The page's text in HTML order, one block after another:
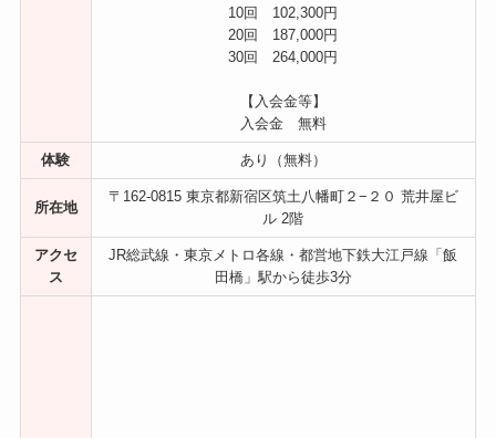
10回 102,300円
20回 187,000円
30回 264,000円
【入会金等】
入会金 無料
体験 あり（無料）
所在地
〒162-0815 東京都新宿区筑土八幡町２−２０ 荒井屋ビ
ル 2階
アクセ
ス
JR総武線・東京メトロ各線・都営地下鉄大江戸線「飯
田橋」駅から徒歩3分